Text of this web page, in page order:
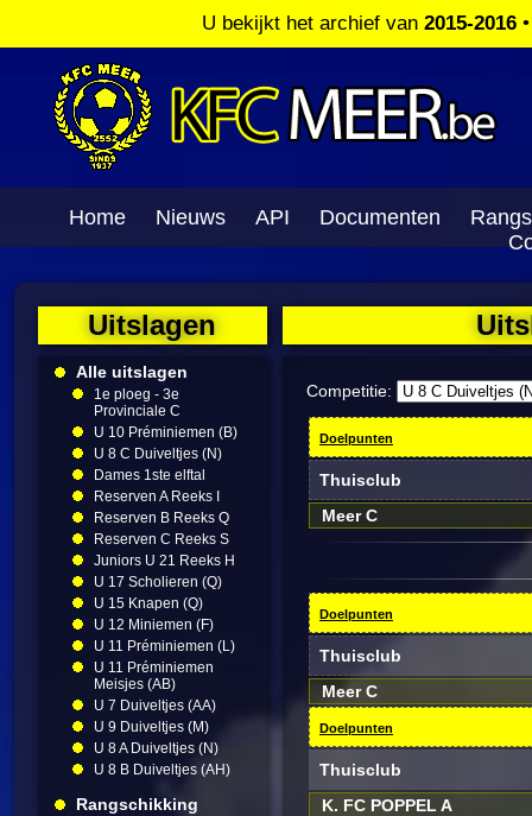
U bekijkt het archief van 2015-2016
Home Nieuws API Documenten
Uitslagen
Alle uitslagen
1e ploeg - 3e
Provinciale C
U 10 Préminiemen (B)
U 8 C Duiveltjes (N)
Dames 1ste elftal
Reserven A Reeks I
Reserven B Reeks Q
Reserven C Reeks S
Juniors U 21 Reeks H
U 17 Scholieren (Q)
U 15 Knapen (Q)
U 12 Miniemen (F)
U 11 Préminiemen (L)
U 11 Préminiemen
Meisjes (AB)
U 7 Duiveltjes (AA)
U 9 Duiveltjes (M)
U 8 A Duiveltjes (N)
U 8 B Duiveltjes (AH)
Rangschikking
Competitie:
Doelpunten
Thuisclub
Meer C
Doelpunten
Thuisclub
Meer C
Doelpunten
Thuisclub
K. FC POPPEL A